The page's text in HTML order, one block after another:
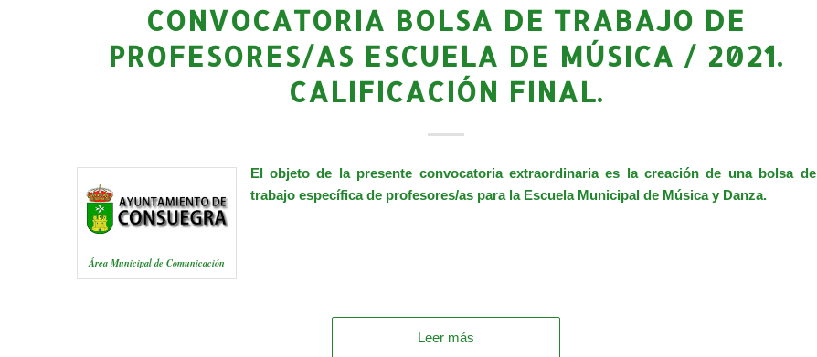
CONVOCATORIA BOLSA DE TRABAJO DE
PROFESORES/AS ESCUELA DE MÚSICA / 2021.
CALIFICACIÓN FINAL.
Área Municipal de Comunicación
El objeto de la presente convocatoria extraordinaria es la creación de una bolsa de
trabajo específica de profesores/as para la Escuela Municipal de Música y Danza.
Leer más